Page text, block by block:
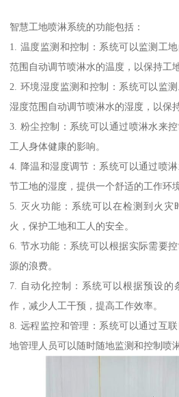
智慧工地喷淋系统的功能包括：
1. 温度监测和控制：系统可以监测工
范围自动调节喷淋水的温度，以保持工
2. 环境湿度监测和控制：系统可以监
湿度范围自动调节喷淋水的湿度，以保
3. 粉尘控制：系统可以通过喷淋水来
工人身体健康的影响。
4. 降温和湿度调节：系统可以通过喷
节工地的湿度，提供一个舒适的工作环境
5. 灭火功能：系统可以在检测到火灾
火，保护工地和工人的安全。
6. 节水功能：系统可以根据实际需要
源的浪费。
7. 自动化控制：系统可以根据预设的
作，减少人工干预，提高工作效率。
8. 远程监控和管理：系统可以通过互
地管理人员可以随时随地监测和控制喷